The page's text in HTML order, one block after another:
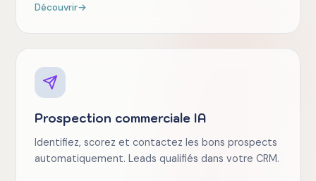
Découvrir→
Prospection commerciale IA
Identifiez, scorez et contactez les bons prospects
automatiquement. Leads qualifiés dans votre CRM.